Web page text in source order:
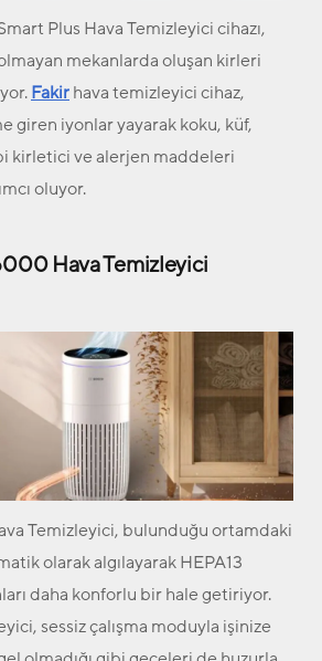
Plus Hava Temizleyici cihazı,
mekanlarda oluşan kirleri
Fakirhava temizleyici cihaz,
giren iyonlar yayarak koku, küf,
kirletici ve alerjen maddeleri
oluyor.
Hava Temizleyici
Temizleyici, bulunduğu ortamdaki
olarak algılayarak HEPA13
daha konforlu bir hale getiriyor.
sessiz çalışma moduyla işinize